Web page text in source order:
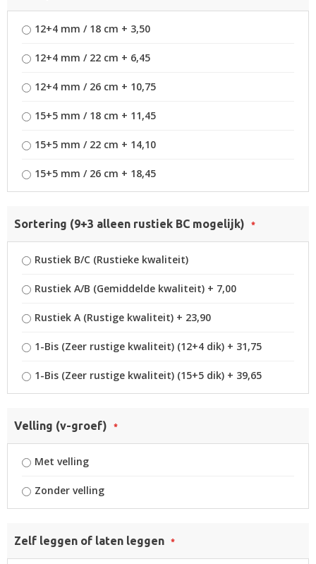
12+4 mm / 18 cm + 3,50
12+4 mm / 22 cm + 6,45
12+4 mm / 26 cm + 10,75
15+5 mm / 18 cm + 11,45
15+5 mm / 22 cm + 14,10
15+5 mm / 26 cm + 18,45
Sortering (9+3 alleen rustiek BC mogelijk)
Rustiek B/C (Rustieke kwaliteit)
Rustiek A/B (Gemiddelde kwaliteit) + 7,00
Rustiek A (Rustige kwaliteit) + 23,90
1-Bis (Zeer rustige kwaliteit) (12+4 dik) + 31,75
1-Bis (Zeer rustige kwaliteit) (15+5 dik) + 39,65
Velling (v-groef)
Met velling
Zonder velling
Zelf leggen of laten leggen